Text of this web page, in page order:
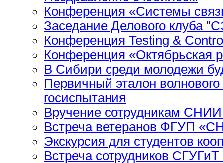
Конференция «Системы
Заседание Делового клуба
Конференция Testing &
Конференция «Октябрьская
В Сибири среди молодежи
Первичный эталон
госиспытания
Вручение сотрудникам
Встреча ветеранов ФГУП
Экскурсия для студентов
Встреча сотрудников